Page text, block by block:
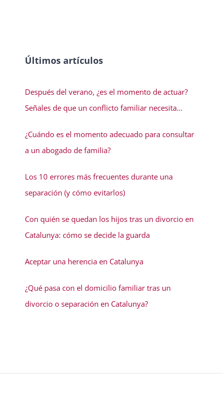
Últimos artículos
Después del verano, ¿es el momento de actuar?
Señales de que un conflicto familiar necesita
¿Cuándo es el momento adecuado para consultar
a un abogado de familia?
Los 10 errores más frecuentes durante una
separación (y cómo evitarlos)
Con quién se quedan los hijos tras un divorcio en
Catalunya: cómo se decide la guarda
Aceptar una herencia en Catalunya
¿Qué pasa con el domicilio familiar tras un
divorcio o separación en Catalunya?